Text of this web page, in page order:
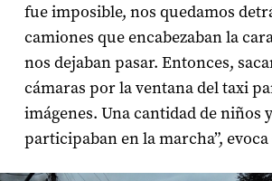
fue imposible, nos quedamos
camiones que encabezaban la
nos dejaban pasar. Entonces,
cámaras por la ventana del taxi
imágenes. Una cantidad de niños
participaban en la marcha”, evoca